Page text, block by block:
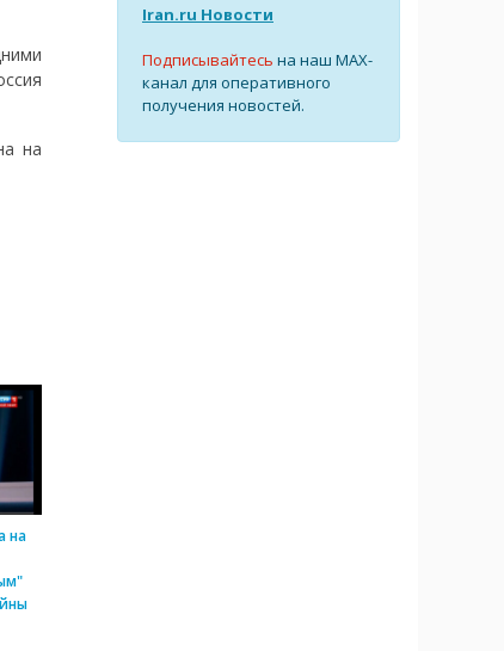
на
на
Iran.ru Новости
Подписывайтесь на наш MAX-
канал для оперативного
получения новостей.